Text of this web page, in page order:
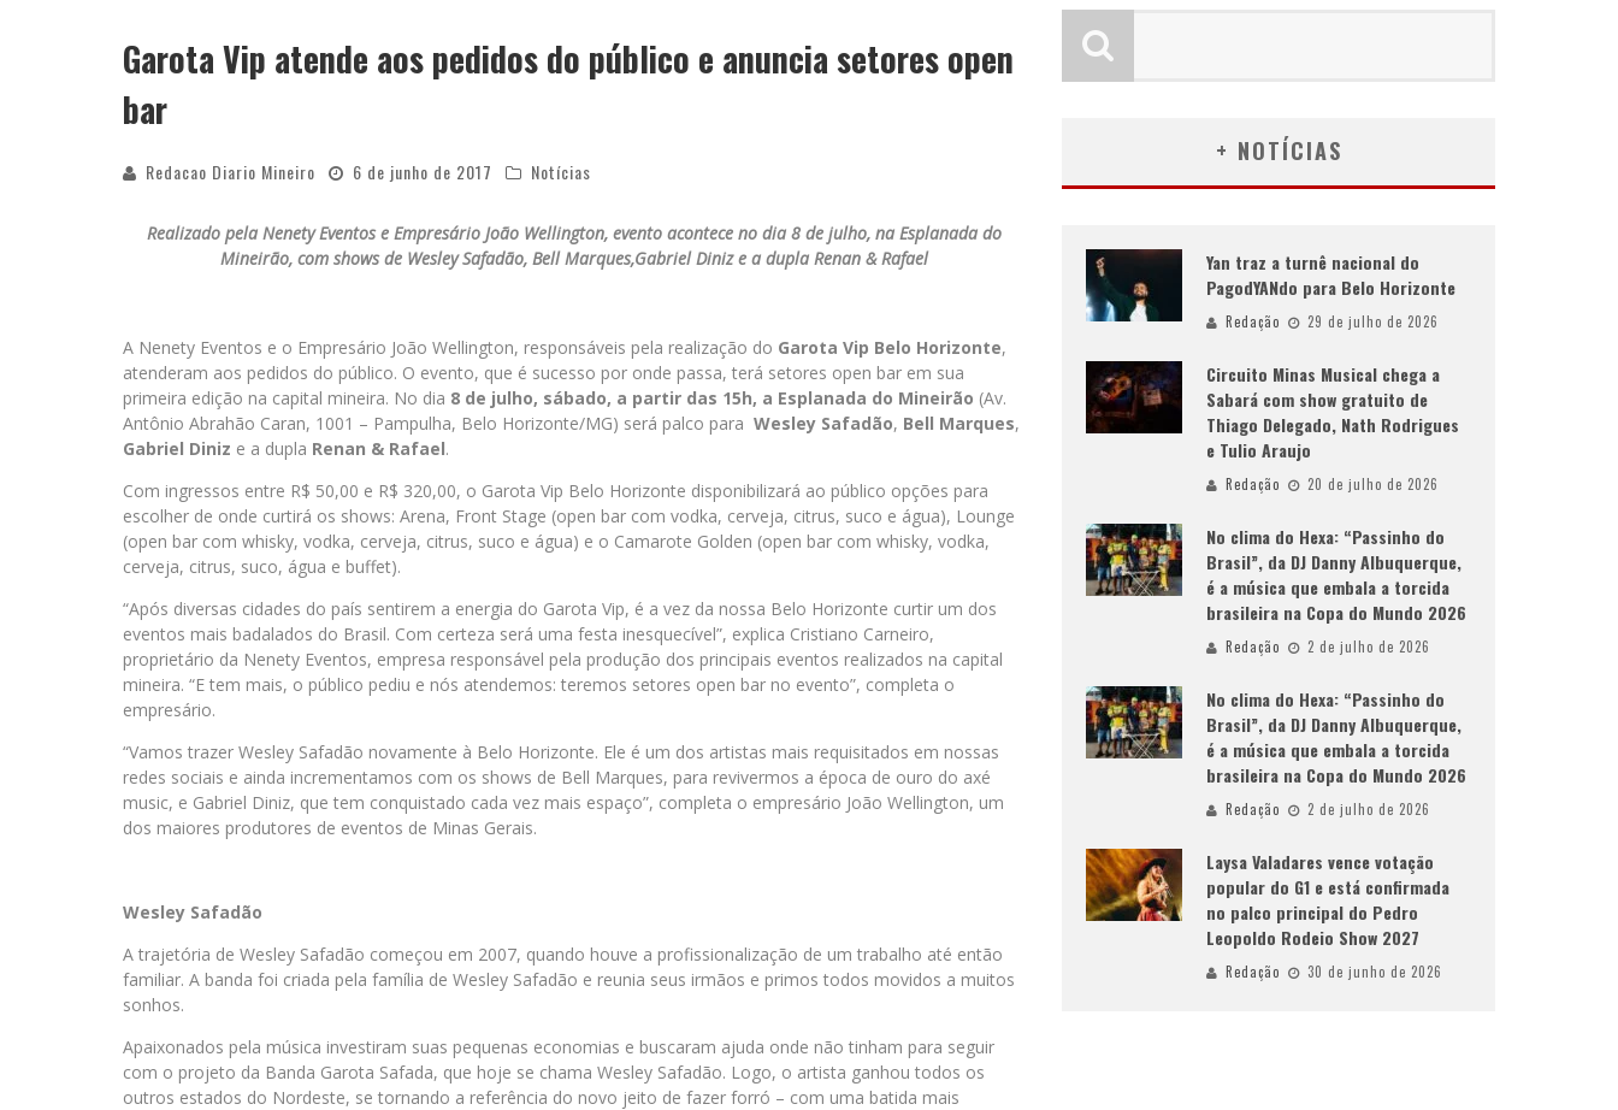
YAN TRAZ A TURNÊ NACIONAL DO PAGODYANDO PARA BELO HORIZONTE
Garota Vip atende aos pedidos do público e anuncia setores open
bar
Redacao Diario Mineiro 6 de junho de 2017 Notícias
Realizado pela Nenety Eventos e Empresário João Wellington, evento acontece no dia 8 de julho, na Esplanada do
Mineirão, com shows de Wesley Safadão, Bell Marques,Gabriel Diniz e a dupla Renan & Rafael
A Nenety Eventos e o Empresário João Wellington, responsáveis pela realização do Garota Vip Belo Horizonte,
atenderam aos pedidos do público. O evento, que é sucesso por onde passa, terá setores open bar em sua
primeira edição na capital mineira. No dia 8 de julho, sábado, a partir das 15h, a Esplanada do Mineirão (Av.
Antônio Abrahão Caran, 1001 – Pampulha, Belo Horizonte/MG) será palco para Wesley Safadão, Bell Marques,
Gabriel Diniz e a dupla Renan & Rafael.
Com ingressos entre R$ 50,00 e R$ 320,00, o Garota Vip Belo Horizonte disponibilizará ao público opções para
escolher de onde curtirá os shows: Arena, Front Stage (open bar com vodka, cerveja, citrus, suco e água), Lounge
(open bar com whisky, vodka, cerveja, citrus, suco e água) e o Camarote Golden (open bar com whisky, vodka,
cerveja, citrus, suco, água e buffet).
“Após diversas cidades do país sentirem a energia do Garota Vip, é a vez da nossa Belo Horizonte curtir um dos
eventos mais badalados do Brasil. Com certeza será uma festa inesquecível”, explica Cristiano Carneiro,
proprietário da Nenety Eventos, empresa responsável pela produção dos principais eventos realizados na capital
mineira. “E tem mais, o público pediu e nós atendemos: teremos setores open bar no evento”, completa o
empresário.
“Vamos trazer Wesley Safadão novamente à Belo Horizonte. Ele é um dos artistas mais requisitados em nossas
redes sociais e ainda incrementamos com os shows de Bell Marques, para revivermos a época de ouro do axé
music, e Gabriel Diniz, que tem conquistado cada vez mais espaço”, completa o empresário João Wellington, um
dos maiores produtores de eventos de Minas Gerais.
Wesley Safadão
A trajetória de Wesley Safadão começou em 2007, quando houve a profissionalização de um trabalho até então
familiar. A banda foi criada pela família de Wesley Safadão e reunia seus irmãos e primos todos movidos a muitos
sonhos.
Apaixonados pela música investiram suas pequenas economias e buscaram ajuda onde não tinham para seguir
com o projeto da Banda Garota Safada, que hoje se chama Wesley Safadão. Logo, o artista ganhou todos os
outros estados do Nordeste, se tornando a referência do novo jeito de fazer forró – com uma batida mais
+ NOTÍCIAS
Yan traz a turnê nacional do
PagodYANdo para Belo Horizonte
Redação 29 de julho de 2026
Circuito Minas Musical chega a
Sabará com show gratuito de
Thiago Delegado, Nath Rodrigues
e Tulio Araujo
Redação 20 de julho de 2026
No clima do Hexa: “Passinho do
Brasil”, da DJ Danny Albuquerque,
é a música que embala a torcida
brasileira na Copa do Mundo 2026
Redação 2 de julho de 2026
No clima do Hexa: “Passinho do
Brasil”, da DJ Danny Albuquerque,
é a música que embala a torcida
brasileira na Copa do Mundo 2026
Redação 2 de julho de 2026
Laysa Valadares vence votação
popular do G1 e está confirmada
no palco principal do Pedro
Leopoldo Rodeio Show 2027
Redação 30 de junho de 2026